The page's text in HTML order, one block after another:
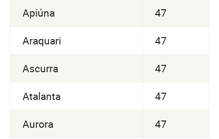
Apiúna 47
Araquari 47
Ascurra 47
Atalanta 47
Aurora 47